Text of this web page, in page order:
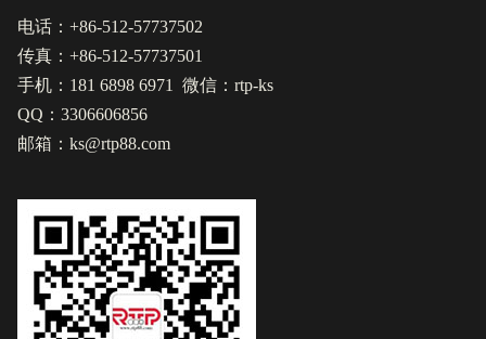
电话：+86-512-57737502
传真：+86-512-57737501
手机：181 6898 6971 微信：rtp-ks
QQ：3306606856
邮箱：ks@rtp88.com